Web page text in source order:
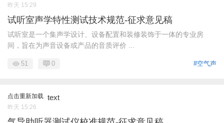
昨天 15:29
试听室声学特性测试技术规范-征求意见稿
试听室是一个集声学设计、设备配置和装修装饰于一体的专业房
间，旨在为声音设备或产品的音质评价 ...
#空气声
51 0
点击重新加载 text
昨天 15:26